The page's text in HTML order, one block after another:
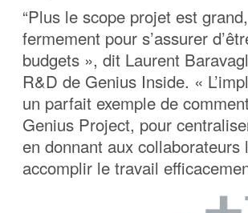
“Plus le scope projet est
fermement pour s’assurer
budgets », dit Laurent
R&D de Genius Inside. «
un parfait exemple de
Genius Project, pour
en donnant aux
accomplir le travail